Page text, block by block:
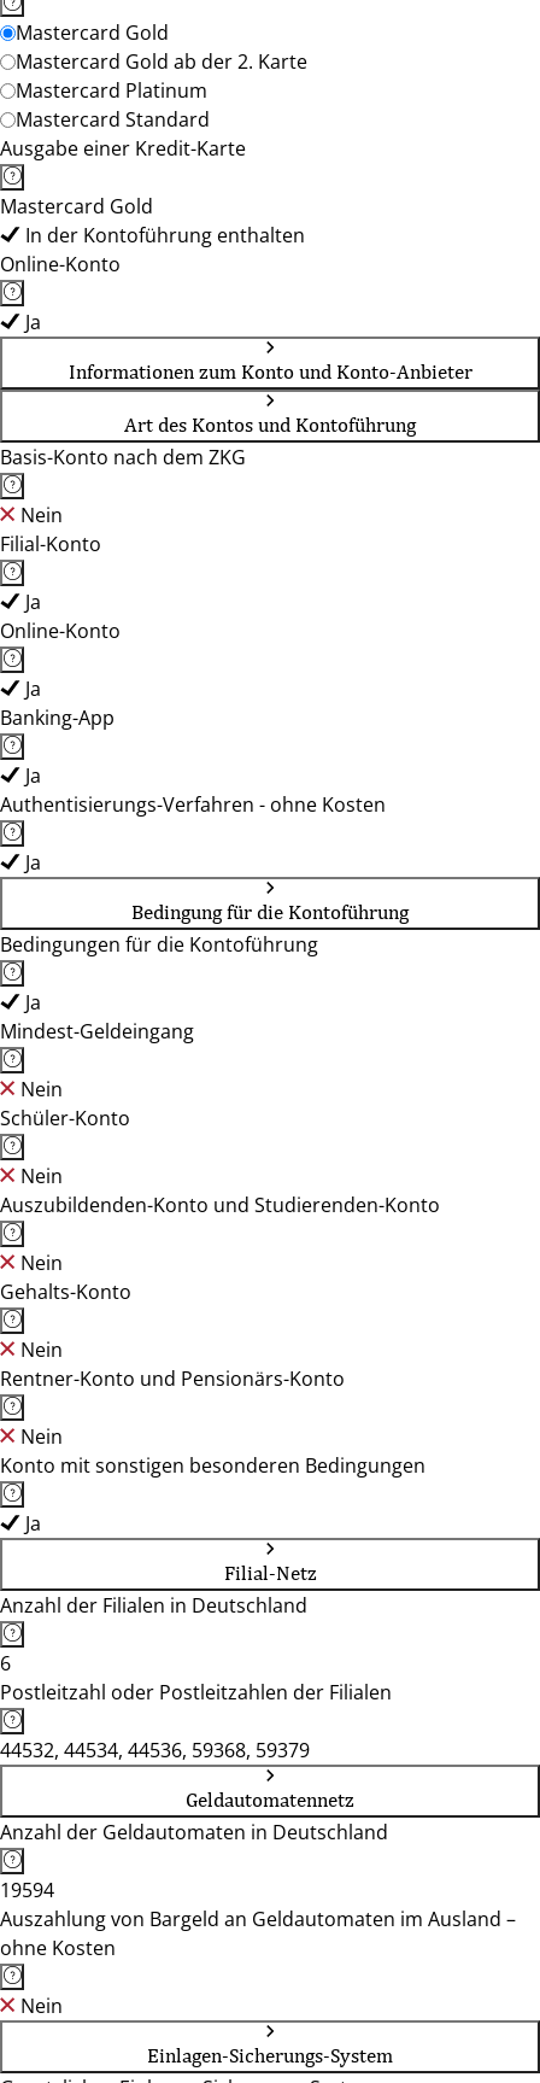
Mastercard Gold
Mastercard Gold ab der 2. Karte
Mastercard Platinum
Mastercard Standard
Ausgabe einer Kredit-Karte
Mastercard Gold
In der Kontoführung enthalten
Online-Konto
Ja
Informationen zum Konto und Konto-Anbieter
Art des Kontos und Kontoführung
Basis-Konto nach dem ZKG
Nein
Filial-Konto
Ja
Online-Konto
Ja
Banking-App
Ja
Authentisierungs-Verfahren - ohne Kosten
Ja
Bedingung für die Kontoführung
Bedingungen für die Kontoführung
Ja
Mindest-Geldeingang
Nein
Schüler-Konto
Nein
Auszubildenden-Konto und Studierenden-Konto
Nein
Gehalts-Konto
Nein
Rentner-Konto und Pensionärs-Konto
Nein
Konto mit sonstigen besonderen Bedingungen
Ja
Filial-Netz
Anzahl der Filialen in Deutschland
6
Postleitzahl oder Postleitzahlen der Filialen
44532, 44534, 44536, 59368, 59379
Geldautomatennetz
Anzahl der Geldautomaten in Deutschland
19594
Auszahlung von Bargeld an Geldautomaten im Ausland –
ohne Kosten
Nein
Einlagen-Sicherungs-System